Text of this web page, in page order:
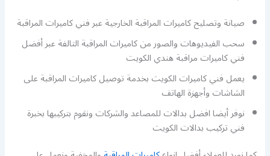
صيانة وتصليح كاميرات المراقبة الخارجية عبر فني كاميرات المراقبة
سحب الفيديوهات والصور من كاميرات المراقبة التالفة عبر أفضل
فني كاميرات مراقبة هندي الكويت
يعمل فني كاميرات الكويت بخدمة توصيل كاميرات المراقبة على
الشاشات وأجهزة الهاتف
نوفر أيضا افضل بدالات للمصاعد والشركات ونقوم بتركيبها بخبرة
فني تركيب بدالات الكويت